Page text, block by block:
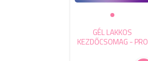
GÉL LAKKOS
KEZDŐCSOMAG - PRO